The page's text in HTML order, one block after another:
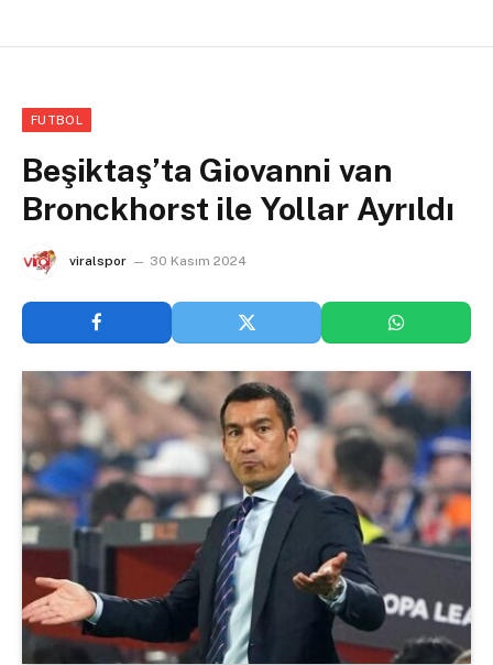
FUTBOL
Beşiktaş’ta Giovanni van
Bronckhorst ile Yollar Ayrıldı
viralspor 30 Kasım 2024